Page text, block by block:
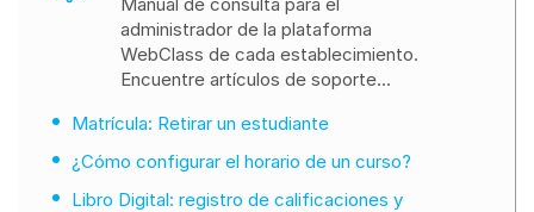
administrador de la plataforma
WebClass de cada establecimiento.
Encuentre artículos de soporte
configuraciones y funcionalidades
ligadas a la cuenta de WebClass
Manager.
Matrícula: Retirar un estudiante
¿Cómo configurar el horario de un curso?
Libro Digital: registro de calificaciones y